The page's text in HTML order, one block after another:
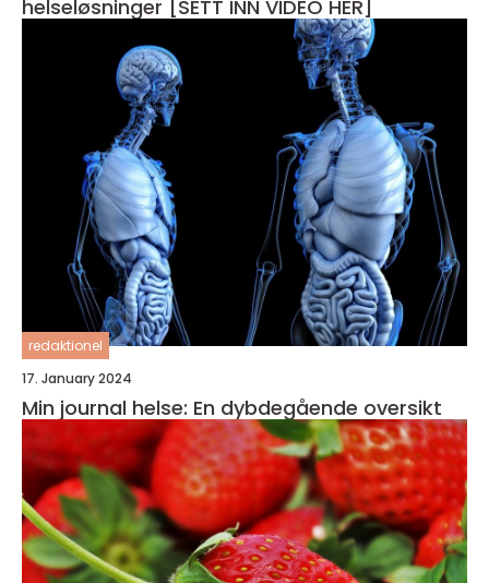
helseløsninger [SETT INN VIDEO HER]
redaktionel
17. January 2024
Min journal helse: En dybdegående oversikt